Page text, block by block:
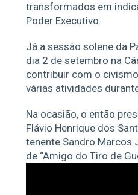
transformados em
Poder Executivo.
Já a sessão solene da
dia 2 de setembro na
contribuir com o
várias atividades
Na ocasião, o então
Flávio Henrique dos
tenente Sandro Marcos
de “Amigo do Tiro de